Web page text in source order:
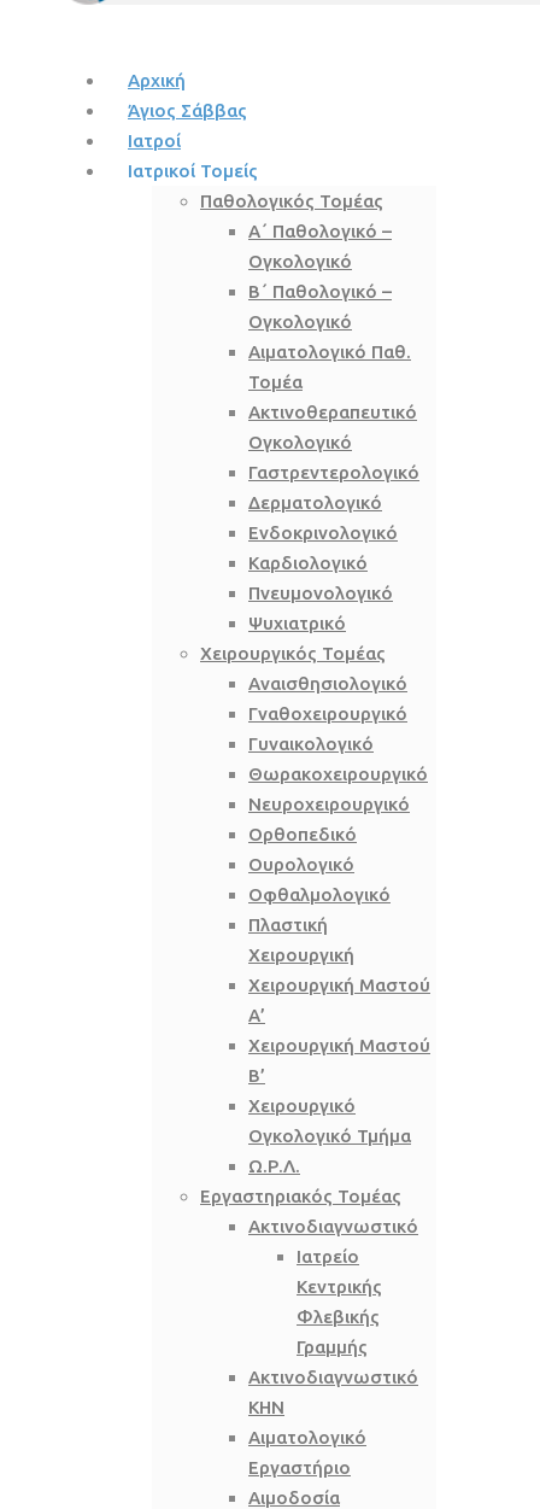
Αρχική
Άγιος Σάββας
Ιατροί
Ιατρικοί Τομείς
Παθολογικός Τομέας
Α΄ Παθολογικό –
Ογκολογικό
Β΄ Παθολογικό –
Ογκολογικό
Αιματολογικό Παθ.
Τομέα
Ακτινοθεραπευτικό
Ογκολογικό
Γαστρεντερολογικό
Δερματολογικό
Ενδοκρινολογικό
Καρδιολογικό
Πνευμονολογικό
Ψυχιατρικό
Χειρουργικός Τομέας
Αναισθησιολογικό
Γναθοχειρουργικό
Γυναικολογικό
Θωρακοχειρουργικό
Νευροχειρουργικό
Ορθοπεδικό
Ουρολογικό
Οφθαλμολογικό
Πλαστική
Χειρουργική
Χειρουργική Μαστού
Α’
Χειρουργική Μαστού
Β’
Χειρουργικό
Ογκολογικό Τμήμα
Ω.Ρ.Λ.
Εργαστηριακός Τομέας
Ακτινοδιαγνωστικό
Ιατρείο
Κεντρικής
Φλεβικής
Γραμμής
Ακτινοδιαγνωστικό
ΚΗΝ
Αιματολογικό
Εργαστήριο
Αιμοδοσία